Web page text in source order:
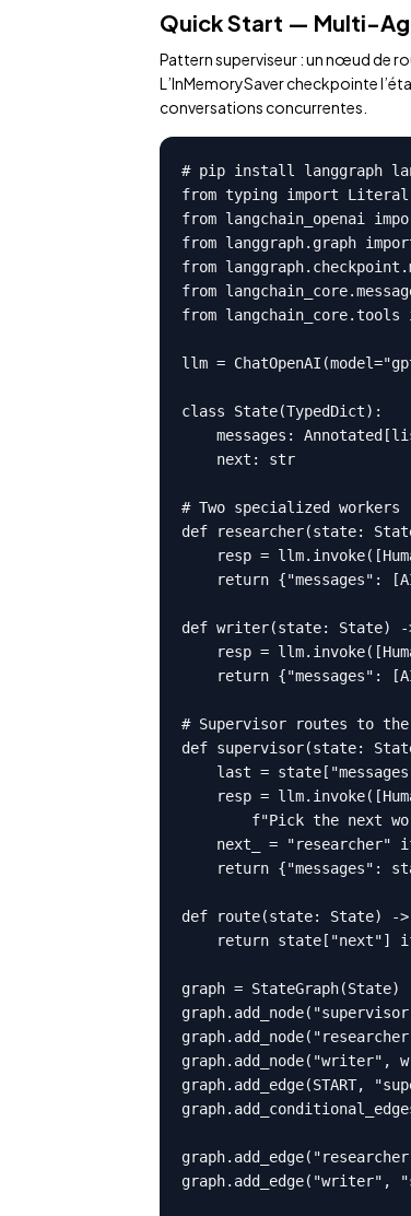
Quick Start — Multi-
Pattern superviseur : un nœud de
L’InMemorySaver checkpointe
conversations concurrentes.
# pip install langgraph
from typing import
from langchain_openai
from langgraph.graph
from
from
from langchain_core.tools
llm =
class State(TypedDict):
messages:
    next: str
# Two specialized workers
def researcher(state:
resp =
return {"messages":
def writer(state: State) -
resp =
return {"messages":
# Supervisor routes to
def supervisor(state:
last =
resp =
f"Pick the next
next_ = "researcher"
return {"messages":
def route(state: State) -
return state["next"]
graph = StateGraph(State)
graph.add_node("writer",
graph.add_edge(START,
graph.add_edge("writer",